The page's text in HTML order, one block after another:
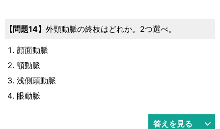
14 外頸動脈の終枝はどれか。2つ選べ。
顔面動脈
顎動脈
浅側頭動脈
眼動脈
答えを見る